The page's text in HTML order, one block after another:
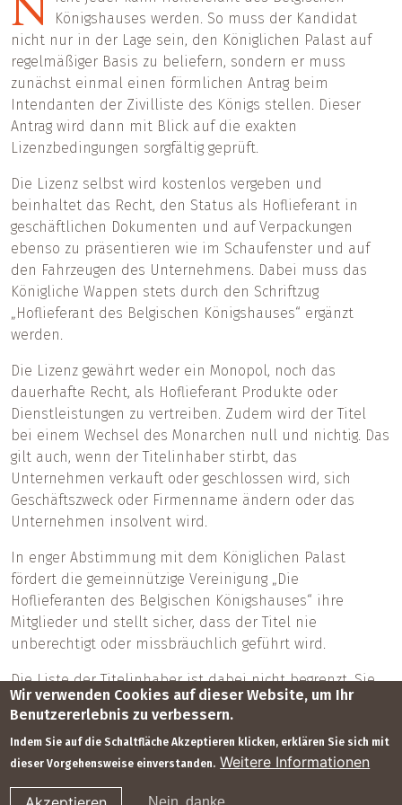
Königshauses werden. So muss der Kandidat
nicht nur in der Lage sein, den Königlichen Palast auf
regelmäßiger Basis zu beliefern, sondern er muss
zunächst einmal einen förmlichen Antrag beim
Intendanten der Zivilliste des Königs stellen. Dieser
Antrag wird dann mit Blick auf die exakten
Lizenzbedingungen sorgfältig geprüft.
Die Lizenz selbst wird kostenlos vergeben und
beinhaltet das Recht, den Status als Hoflieferant in
geschäftlichen Dokumenten und auf Verpackungen
ebenso zu präsentieren wie im Schaufenster und auf
den Fahrzeugen des Unternehmens. Dabei muss das
Königliche Wappen stets durch den Schriftzug
„Hoflieferant des Belgischen Königshauses“ ergänzt
werden.
Die Lizenz gewährt weder ein Monopol, noch das
dauerhafte Recht, als Hoflieferant Produkte oder
Dienstleistungen zu vertreiben. Zudem wird der Titel
bei einem Wechsel des Monarchen null und nichtig. Das
gilt auch, wenn der Titelinhaber stirbt, das
Unternehmen verkauft oder geschlossen wird, sich
Geschäftszweck oder Firmenname ändern oder das
Unternehmen insolvent wird.
In enger Abstimmung mit dem Königlichen Palast
fördert die gemeinnützige Vereinigung „Die
Hoflieferanten des Belgischen Königshauses“ ihre
Mitglieder und stellt sicher, dass der Titel nie
unberechtigt oder missbräuchlich geführt wird.
Die Liste der Titelinhaber ist dabei nicht begrenzt. Sie
wächst und verändert sich mit der Zeit, abhängig von
den Anforderungen des Hofes und den eingereichten
Anträgen.
Footer© hdbk 2025 Kontakt Regeln
Wir verwenden Cookies auf dieser Website, um Ihr
Benutzererlebnis zu verbessern.
Indem Sie auf die Schaltfläche Akzeptieren klicken, erklären Sie sich mit
dieser Vorgehensweise einverstanden. Weitere Informationen
Nein, danke